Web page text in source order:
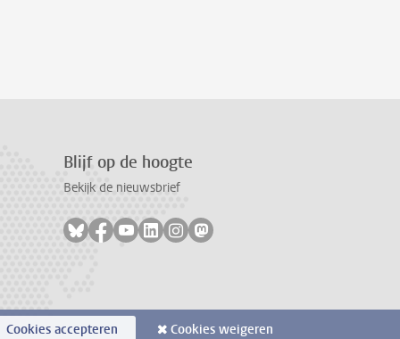
Blijf op de hoogte
Bekijk de nieuwsbrief
Volg ons op bluesky
Volg ons op facebook
Volg ons op youtube
Volg ons op linkedin
Volg ons op instagram
Volg ons op mastodon
Cookies accepteren Cookies weigeren